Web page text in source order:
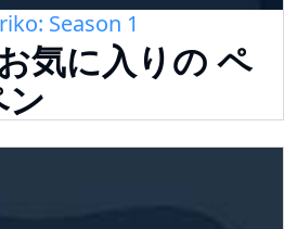
Season 1
気に入りの ペ
ン